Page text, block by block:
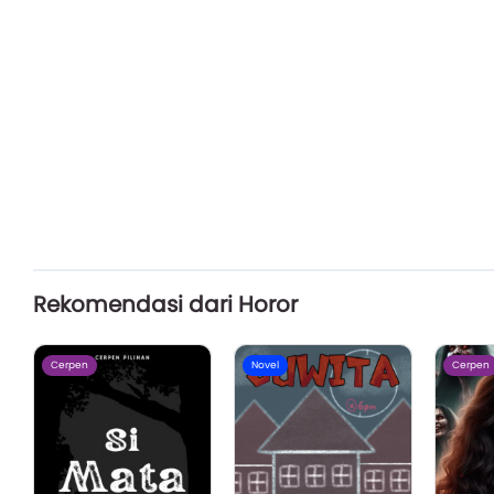
Rekomendasi dari Horor
Cerpen Novel Cerpen